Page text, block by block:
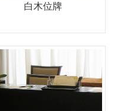
白木位牌